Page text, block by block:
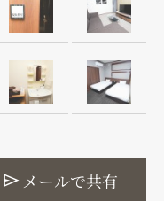
send メールで共有